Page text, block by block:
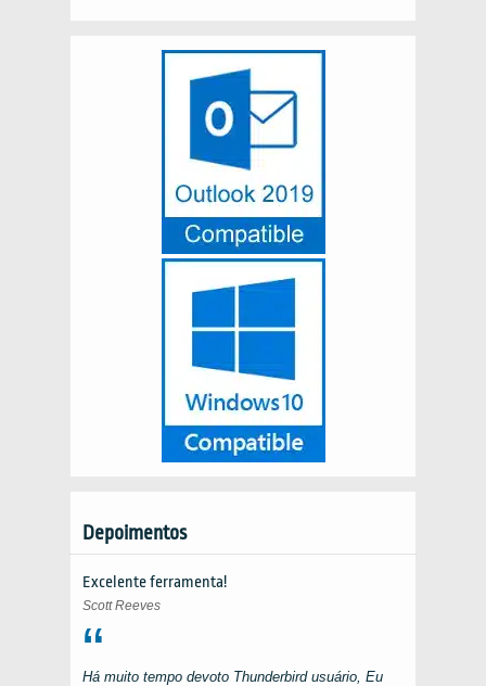
Depoimentos
Excelente ferramenta!
Scott Reeves
Há muito tempo devoto Thunderbirdusuário, Eu